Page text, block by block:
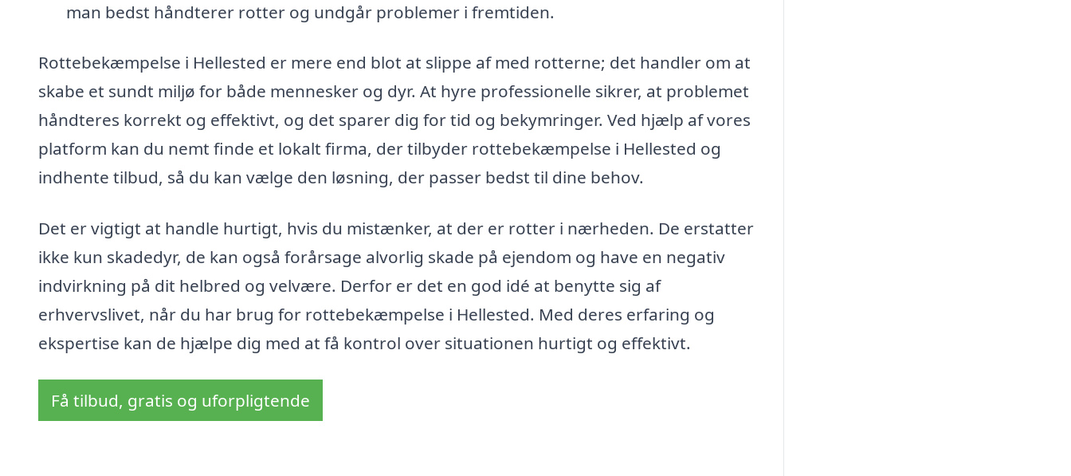
man bedst håndterer rotter og undgår problemer i fremtiden.
Rottebekæmpelse i Hellested er mere end blot at slippe af med rotterne; det handler om at
skabe et sundt miljø for både mennesker og dyr. At hyre professionelle sikrer, at problemet
håndteres korrekt og effektivt, og det sparer dig for tid og bekymringer. Ved hjælp af vores
platform kan du nemt finde et lokalt firma, der tilbyder rottebekæmpelse i Hellested og
indhente tilbud, så du kan vælge den løsning, der passer bedst til dine behov.
Det er vigtigt at handle hurtigt, hvis du mistænker, at der er rotter i nærheden. De erstatter
ikke kun skadedyr, de kan også forårsage alvorlig skade på ejendom og have en negativ
indvirkning på dit helbred og velvære. Derfor er det en god idé at benytte sig af
erhvervslivet, når du har brug for rottebekæmpelse i Hellested. Med deres erfaring og
ekspertise kan de hjælpe dig med at få kontrol over situationen hurtigt og effektivt.
Få tilbud, gratis og uforpligtende